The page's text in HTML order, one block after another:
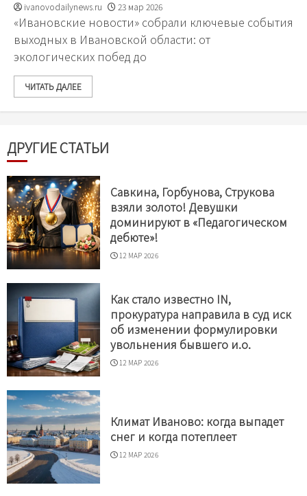
ivanovodailynews.ru 23 мар 2026
«Ивановские новости» собрали ключевые события
выходных в Ивановской области: от
экологических побед до
ЧИТАТЬ ДАЛЕЕ
ДРУГИЕ СТАТЬИ
Савкина, Горбунова, Струкова
взяли золото! Девушки
доминируют в «Педагогическом
дебюте»!
12 МАР 2026
Как стало известно IN,
прокуратура направила в суд иск
об изменении формулировки
увольнения бывшего и.о.
12 МАР 2026
Климат Иваново: когда выпадет
снег и когда потеплеет
12 МАР 2026